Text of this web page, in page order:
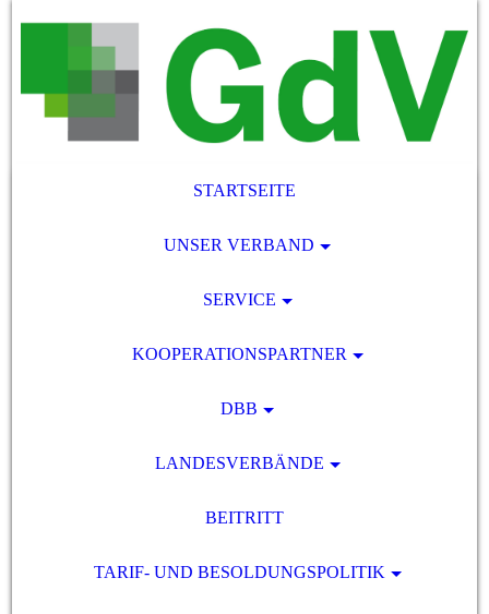
STARTSEITE
UNSER VERBAND
SERVICE
KOOPERATIONSPARTNER
DBB
LANDESVERBÄNDE
BEITRITT
TARIF- UND BESOLDUNGSPOLITIK